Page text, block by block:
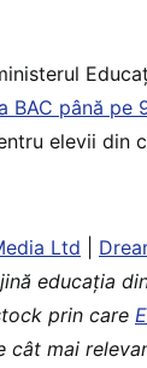
BAC până pe
elevii din
Ltd
educaţia
prin care
cât mai